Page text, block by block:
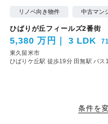
リノベ向き物件 中古マン
ひばりが丘フィールズ2番街
5,380 万円 3 LDK
東久留米市
ひばりケ丘駅 徒歩19分 田無駅 バス
条件を